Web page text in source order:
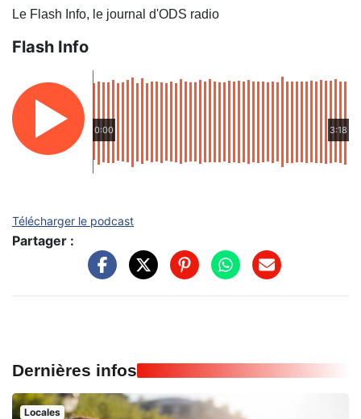
Le Flash Info, le journal d'ODS radio
Flash Info
0:00 3:18
Télécharger le podcast
Partager :
Dernières infos
Locales